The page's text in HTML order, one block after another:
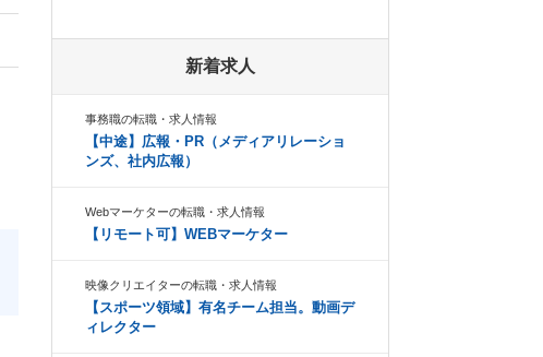
新着求人
事務職の転職・求人情報
【中途】広報・PR（メディアリレーショ
ンズ、社内広報）
Webマーケターの転職・求人情報
【リモート可】WEBマーケター
映像クリエイターの転職・求人情報
【スポーツ領域】有名チーム担当。動画デ
ィレクター